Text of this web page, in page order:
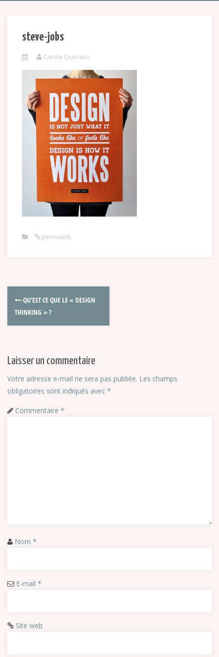
steve-jobs
Carole Quinaou
permalink
QU’EST CE QUE LE « DESIGN
THINKING » ?
Laisser un commentaire
Votre adresse e-mail ne sera pas publiée. Les champs
obligatoires sont indiqués avec *
Commentaire *
Nom *
E-mail *
Site web